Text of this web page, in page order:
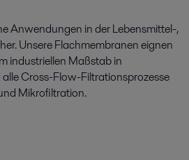
Anwendungen in der Lebensmittel-,
Unsere Flachmembranen eignen
industriellen Maßstab in
Cross-Flow-Filtrationsprozesse
Mikrofiltration.